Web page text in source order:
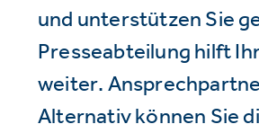
und unterstützen Sie
Presseabteilung hilft
weiter.
Alternativ können Sie